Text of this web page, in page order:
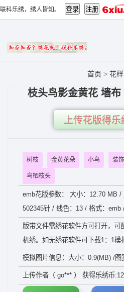
联科乐绣，绣人皆知。
首页 > 花
枝头鸟影金黄花 墙
上传花版得乐
树枝 金黄花朵 小鸟 装
鸟栖枝头
emb花版参数： 大小：12.70 MB /
502345针 / 线色：13 / 格式：emb
版带文件需绣花软件方可打开，可
机绣。如无绣花软件可下载1：1模
模拟图片信息：大小：0.9(MB) /图
上传作者（ go*** ） 获得乐绣币